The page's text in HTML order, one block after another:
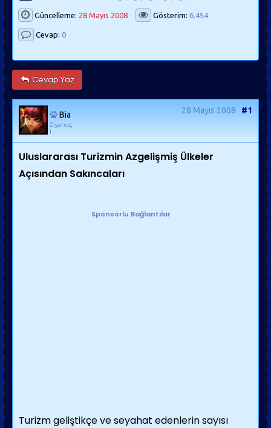
Güncelleme: 28 Mayıs 2008 Gösterim: 6.454
Cevap: 0
Cevap Yaz
Bia
Ziyaretç
i
28 Mayıs 2008 #1
Uluslararası Turizmin Azgelişmiş Ülkeler
Açısından Sakıncaları
Sponsorlu Bağlantılar
Turizm geliştikçe ve seyahat edenlerin sayısı